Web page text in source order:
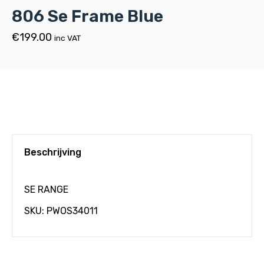
806 Se Frame Blue
€199.00 inc VAT
Beschrijving
SE RANGE
SKU: PWOS34011